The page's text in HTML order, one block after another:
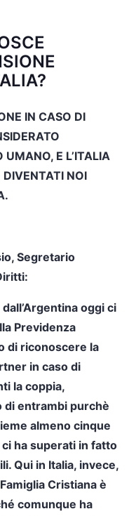
IN CASO DI
UMANO, E L’ITALIA
NOI
Segretario
oggi ci
Previdenza
di riconoscere la
in caso di
la coppia,
di entrambi purchè
almeno cinque
ci ha superati in fatto
Qui in Italia, invece,
Cristiana è
comunque ha